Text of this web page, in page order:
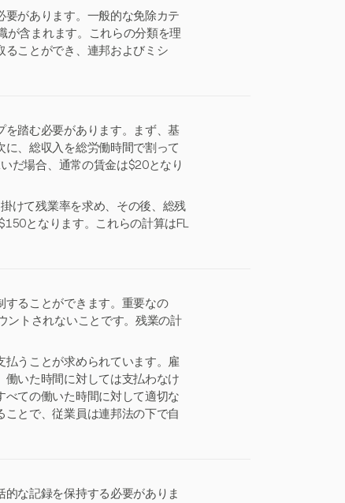
があります。一般的な免除カテ
が含まれます。これらの分類を理
ことができ、連邦およびミシ
踏む必要があります。まず、基
、総収入を総労働時間で割って
だ場合、通常の賃金は$20となり
けて残業率を求め、その後、総残
となります。これらの計算はFL
することができます。重要なの
ントされないことです。残業の計
うことが求められています。雇
いた時間に対しては支払わなけ
ての働いた時間に対して適切な
とで、従業員は連邦法の下で自
な記録を保持する必要がありま